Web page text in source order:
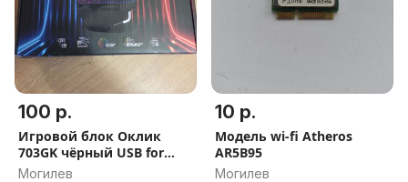
100 р.
Игровой блок Оклик
703GK чёрный USB for
gamer LED.
Могилев
10 р.
Модель wi-fi Atheros
AR5B95
Могилев